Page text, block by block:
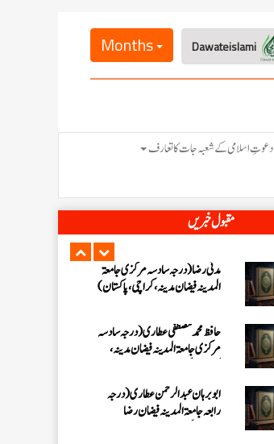
Months
دعوتِ اسلامی کے شعبہ جات کا تعارف
مقبول خبریں
جامعۃ المدينہ فيضان عثمان غنى،
کراچی،پاکستان)
ارشد علی عطاری (درجہ خامسہ مرکزی
عبدالرؤف (درجہ سابعہ جامعۃ المدینہ
عبد الرسول (درجہ خامسہ مرکزی جامعۃ
المدینہ فیضان مدینہ ،کراچی ،پاکستان)
مدنی رضا(درجہ سادسہ مرکز ی جامعۃ
المدینہ فیضان مدینہ ،کراچی،پاکستان)
حافظ محمد مصطفٰی عطاری (درجہ سادسہ
مرکزی جامعۃالمدينہ فیضان مدینہ،
ابو برہان عبدالرحمن عطاری (درجہ
رابعہ جامعۃالمدینہ فیضان رضا